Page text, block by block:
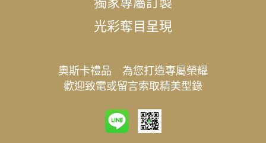
光彩奪目呈現
奧斯卡禮品 為您打造專屬榮耀
歡迎致電或留言索取精美型錄